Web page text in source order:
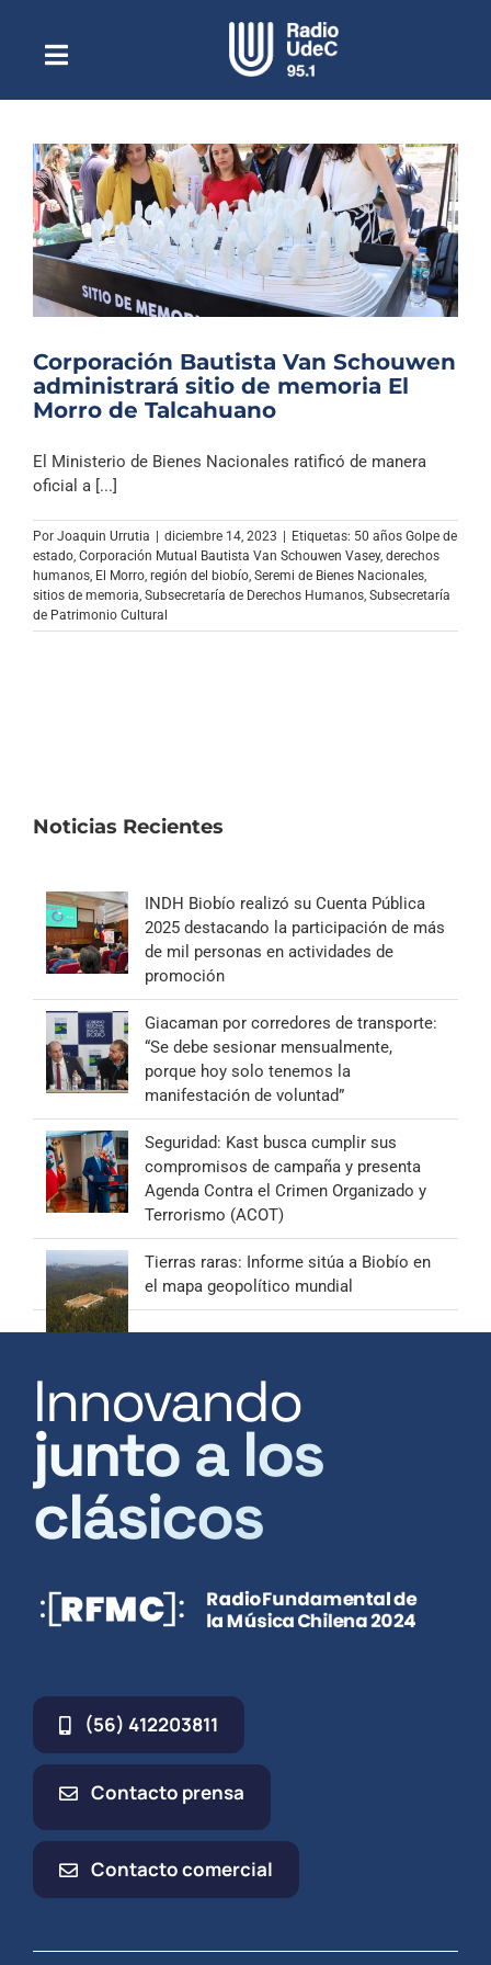
contenidoToggle
NavigationEscuchar Radio UdeC en vivo
Quiénes Somos
Programación
Podcast
Noticias
Columnas
Música Clásica
Especiales
Corporación Bautista Van Schouwen
administrará sitio de memoria El
Morro de Talcahuano
El Ministerio de Bienes Nacionales ratificó de manera
oficial a [...]
Por Joaquin Urrutia | diciembre 14, 2023 | Etiquetas: 50 años Golpe de
estado Corporación Mutual Bautista Van Schouwen Vasey, derechos
humanos El Morro región del biobío Seremi de Bienes Nacionales
sitios de memoria Subsecretaría de Derechos Humanos Subsecretaría
de Patrimonio Cultural
Noticias Recientes
INDH Biobío realizó su Cuenta Pública
2025 destacando la participación de más
de mil personas en actividades de
promoción
Giacaman por corredores de transporte:
“Se debe sesionar mensualmente,
porque hoy solo tenemos la
manifestación de voluntad”
Seguridad: Kast busca cumplir sus
compromisos de campaña y presenta
Agenda Contra el Crimen Organizado y
Terrorismo (ACOT)
Tierras raras: Informe sitúa a Biobío en
el mapa geopolítico mundial
Innovando
junto a los
clásicos
(56) 412203811
Contacto prensa
Contacto comercial